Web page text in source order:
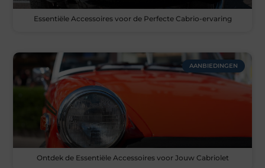
Essentiële Accessoires voor de Perfecte Cabrio-ervaring
AANBIEDINGEN
Ontdek de Essentiële Accessoires voor Jouw Cabriolet